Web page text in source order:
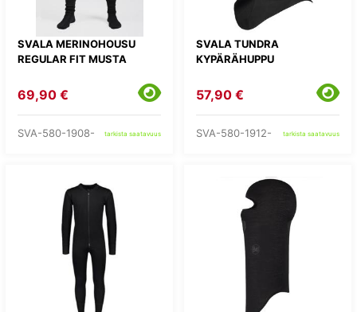
SVALA MERINOHOUSU
REGULAR FIT MUSTA
69,90 €
SVA-580-1908- tarkista saatavuus
SVALA TUNDRA
KYPÄRÄHUPPU
57,90 €
SVA-580-1912- tarkista saatavuus